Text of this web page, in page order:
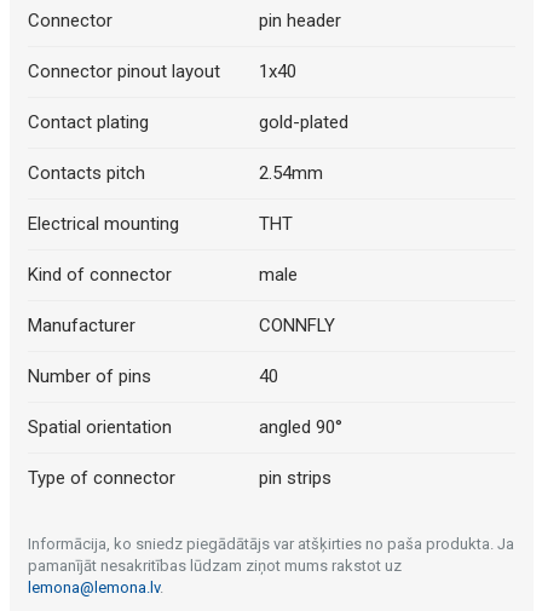
Connector pin header
Connector pinout layout 1x40
Contact plating gold-plated
Contacts pitch 2.54mm
Electrical mounting THT
Kind of connector male
Manufacturer CONNFLY
Number of pins 40
Spatial orientation angled 90°
Type of connector pin strips
Informācija, ko sniedz piegādātājs var atšķirties no paša produkta. Ja
pamanījāt nesakritības lūdzam ziņot mums rakstot uz
lemona@lemona.lv.